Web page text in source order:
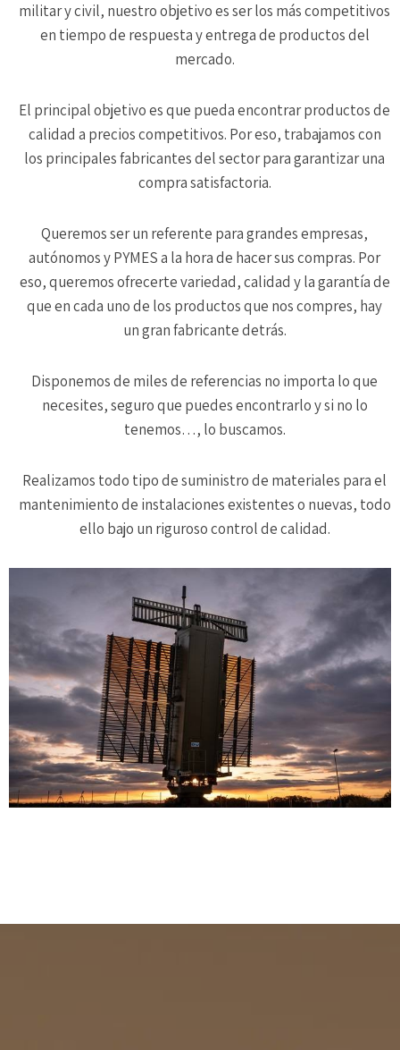
militar y civil, nuestro objetivo es ser los más competitivos
en tiempo de respuesta y entrega de productos del
mercado.
El principal objetivo es que pueda encontrar productos de
calidad a precios competitivos. Por eso, trabajamos con
los principales fabricantes del sector para garantizar una
compra satisfactoria.
Queremos ser un referente para grandes empresas,
autónomos y PYMES a la hora de hacer sus compras. Por
eso, queremos ofrecerte variedad, calidad y la garantía de
que en cada uno de los productos que nos compres, hay
un gran fabricante detrás.
Disponemos de miles de referencias no importa lo que
necesites, seguro que puedes encontrarlo y si no lo
tenemos…, lo buscamos.
Realizamos todo tipo de suministro de materiales para el
mantenimiento de instalaciones existentes o nuevas, todo
ello bajo un riguroso control de calidad.